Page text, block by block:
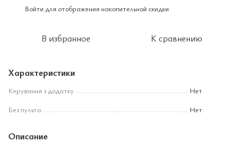
Войти для отображения накопительной скидки
В избранное К сравнению
Характеристики
Керування з додатку
Нет
Без пульта
Нет
Описание